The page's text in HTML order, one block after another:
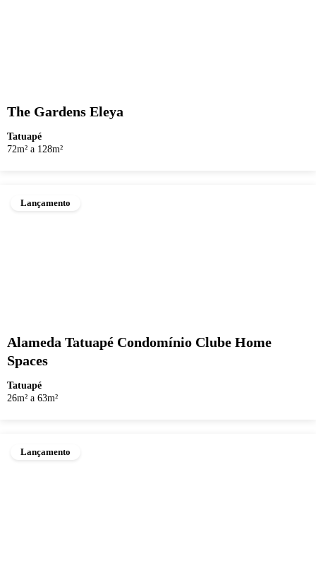
The Gardens Eleya
Tatuapé
72m² a 128m²
Lançamento
Alameda Tatuapé Condomínio Clube Home
Spaces
Tatuapé
26m² a 63m²
Lançamento